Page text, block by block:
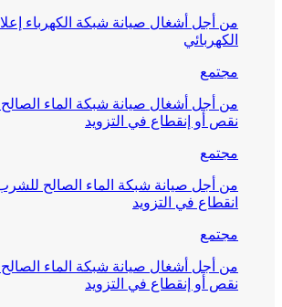
من أجل أشغال صيانة شبكة الكهرباء
الكهربائي
مجتمع
من أجل أشغال صيانة شبكة الماء
نقص أو إنقطاع في التزويد
مجتمع
من أجل صيانة شبكة الماء الصالح
انقطاع في التزويد
مجتمع
من أجل أشغال صيانة شبكة الماء
نقص أو إنقطاع في التزويد